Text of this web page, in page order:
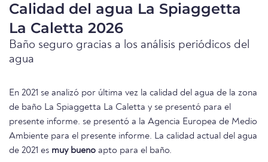
Calidad del agua La Spiaggetta
La Caletta 2026
Baño seguro gracias a los análisis periódicos del
agua
En 2021 se analizó por última vez la calidad del agua de la zona
de baño La Spiaggetta La Caletta y se presentó para el
presente informe. se presentó a la Agencia Europea de Medio
Ambiente para el presente informe. La calidad actual del agua
de 2021 es muy bueno apto para el baño.